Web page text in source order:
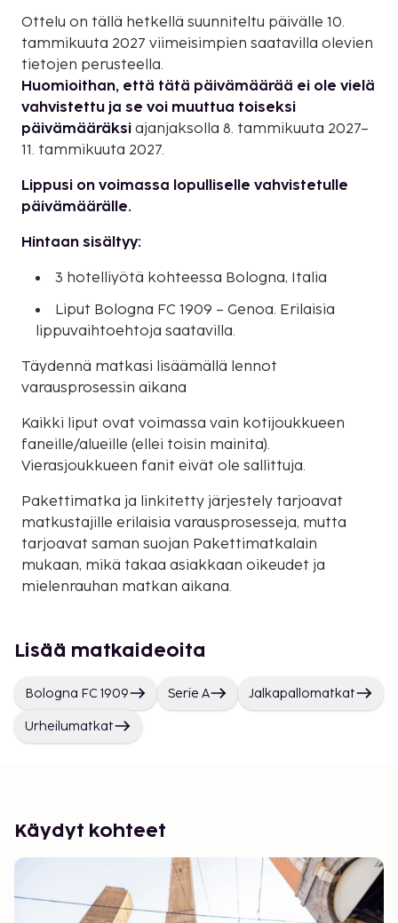
Ottelu on tällä hetkellä suunniteltu päivälle 10.
tammikuuta 2027 viimeisimpien saatavilla olevien
tietojen perusteella.
Huomioithan, että tätä päivämäärää ei ole vielä
vahvistettu ja se voi muuttua toiseksi
päivämääräksi ajanjaksolla 8. tammikuuta 2027–
11. tammikuuta 2027.
Lippusi on voimassa lopulliselle vahvistetulle
päivämäärälle.
Hintaan sisältyy:
3 hotelliyötä kohteessa Bologna, Italia
Liput Bologna FC 1909 – Genoa. Erilaisia
lippuvaihtoehtoja saatavilla.
Täydennä matkasi lisäämällä lennot
varausprosessin aikana
Kaikki liput ovat voimassa vain kotijoukkueen
faneille/alueille (ellei toisin mainita).
Vierasjoukkueen fanit eivät ole sallittuja.
Pakettimatka ja linkitetty järjestely tarjoavat
matkustajille erilaisia varausprosesseja, mutta
tarjoavat saman suojan Pakettimatkalain
mukaan, mikä takaa asiakkaan oikeudet ja
mielenrauhan matkan aikana.
Lisää matkaideoita
Bologna FC 1909 Serie A Jalkapallomatkat
Urheilumatkat
Käydyt kohteet